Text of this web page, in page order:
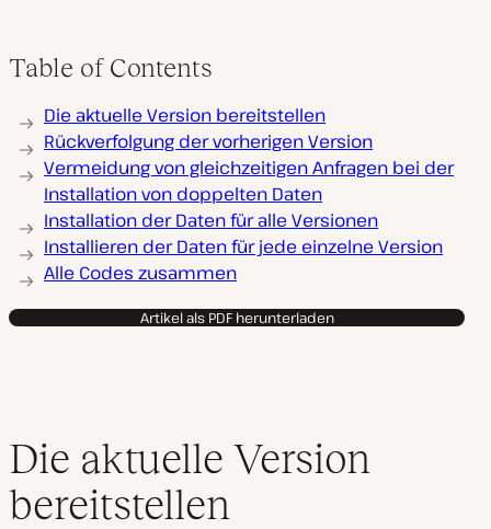
Table of Contents
Die aktuelle Version bereitstellen
Rückverfolgung der vorherigen Version
Vermeidung von gleichzeitigen Anfragen bei der
Installation von doppelten Daten
Installation der Daten für alle Versionen
Installieren der Daten für jede einzelne Version
Alle Codes zusammen
Artikel als PDF herunterladen
Die aktuelle Version
bereitstellen